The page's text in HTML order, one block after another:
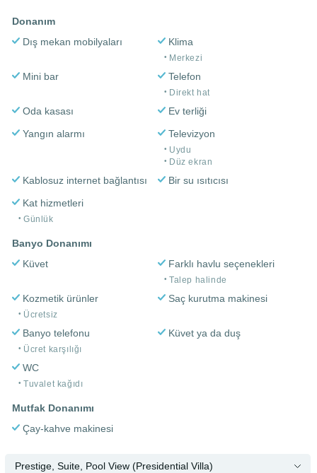
Donanım
Dış mekan mobilyaları
Klima
Merkezi
Mini bar Telefon
Direkt hat
Oda kasası
Ev terliği
Yangın alarmı
Televizyon
Uydu
Düz ekran
Kablosuz internet bağlantısı
Bir su ısıtıcısı
Kat hizmetleri
Günlük
Banyo Donanımı
Küvet
Farklı havlu seçenekleri
Talep halinde
Kozmetik ürünler
Ücretsiz
Saç kurutma makinesi
Banyo telefonu
Ücret karşılığı
Küvet ya da duş
WC
Tuvalet kağıdı
Mutfak Donanımı
Çay-kahve makinesi
Prestige, Suite, Pool View (Presidential Villa)